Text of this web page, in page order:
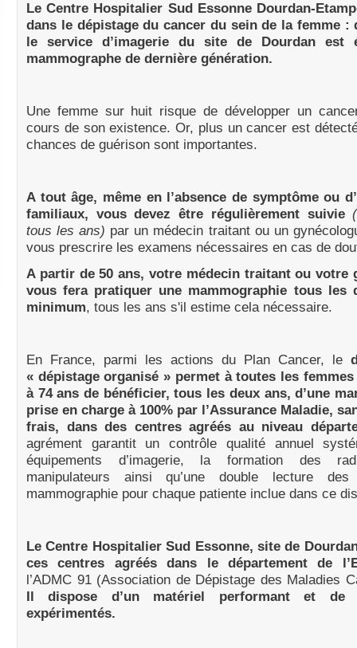
Le Centre Hospitalier Sud Essonne Dourdan-
dans le dépistage du cancer du sein de la femme :
le service d’imagerie du site de Dourdan est
mammographe de dernière génération.
Une femme sur huit risque de développer un
cours de son existence. Or, plus un cancer est
chances de guérison sont importantes.
A tout âge, même en l’absence de symptôme ou
familiaux, vous devez être régulièrement suivie
tous les ans) par un médecin traitant ou un
vous prescrire les examens nécessaires en cas de
A partir de 50 ans, votre médecin traitant ou votre
vous fera pratiquer une mammographie tous les
minimum, tous les ans s'il estime cela nécessaire.
En France, parmi les actions du Plan Cancer, le
« dépistage organisé » permet à toutes les femmes
à 74 ans de bénéficier, tous les deux ans, d’une
prise en charge à 100% par l’Assurance Maladie,
frais, dans des centres agréés au niveau
agrément garantit un contrôle qualité annuel
équipements d’imagerie, la formation des
manipulateurs ainsi qu’une double lecture
mammographie pour chaque patiente inclue dans ce
Le Centre Hospitalier Sud Essonne, site de
ces centres agréés dans le département de
l’ADMC 91 (Association de Dépistage des Maladies
Il dispose d’un matériel performant et de
expérimentés.